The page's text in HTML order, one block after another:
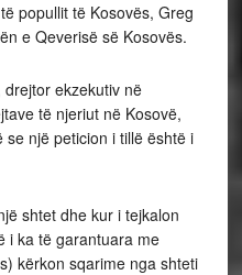
popullit të Kosovës, Greg
e Qeverisë së Kosovës.
ekzekutiv në
të njeriut në Kosovë,
një peticion i tillë është i
shtet dhe kur i tejkalon
i ka të garantuara me
kërkon sqarime nga shteti